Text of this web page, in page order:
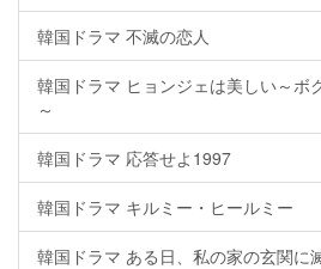
韓国ドラマ 不滅の恋人
韓国ドラマ ヒョンジェは美しい～ボ
～
韓国ドラマ 応答せよ1997
韓国ドラマ キルミー・ヒールミー
韓国ドラマ ある日、私の家の玄関に